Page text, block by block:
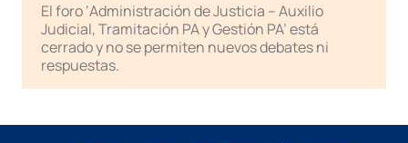
El foro ‘Administración de Justicia – Auxilio
Judicial, Tramitación PA y Gestión PA’ está
cerrado y no se permiten nuevos debates ni
respuestas.